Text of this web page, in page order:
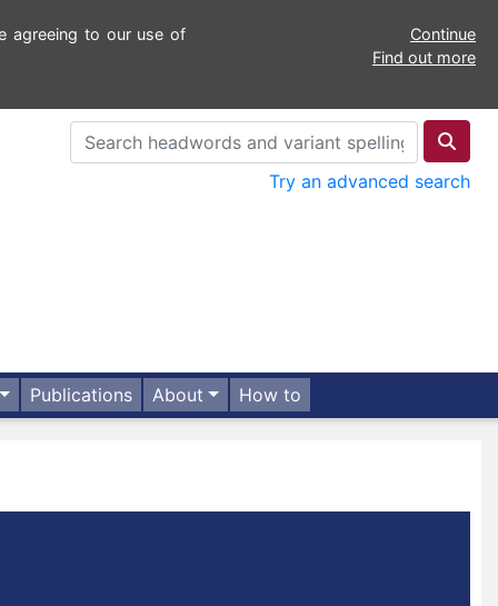
agreeing to our use of
Continue
Find out more
Try an advanced search
Publications About How to